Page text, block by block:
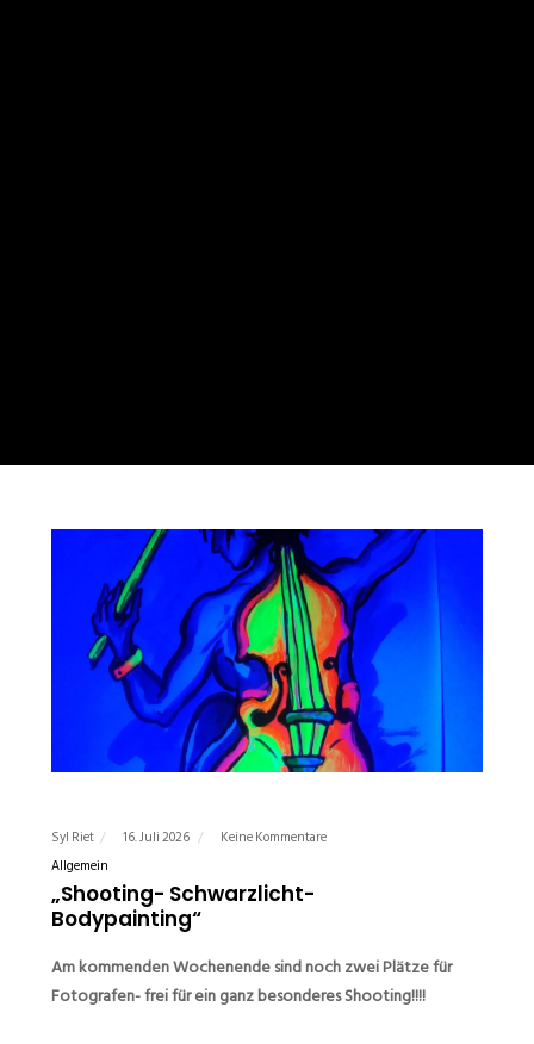
Syl Riet 16. Juli 2026
Keine Kommentare
Allgemein
„Shooting- Schwarzlicht-
Bodypainting“
Am kommenden Wochenende sind noch zwei Plätze für
Fotografen- frei für ein ganz besonderes Shooting!!!!